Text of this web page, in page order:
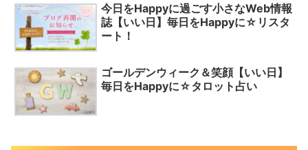
今日をHappyに過ごす小さなWeb情報
誌【いい日】毎日をHappyに☆リスタ
ート！
ゴールデンウィーク＆笑顔【いい日】
毎日をHappyに☆タロット占い